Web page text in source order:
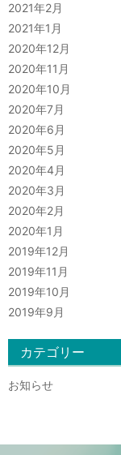
2021年2月
2021年1月
2020年12月
2020年11月
2020年10月
2020年7月
2020年6月
2020年5月
2020年4月
2020年3月
2020年2月
2020年1月
2019年12月
2019年11月
2019年10月
2019年9月
カテゴリー
お知らせ